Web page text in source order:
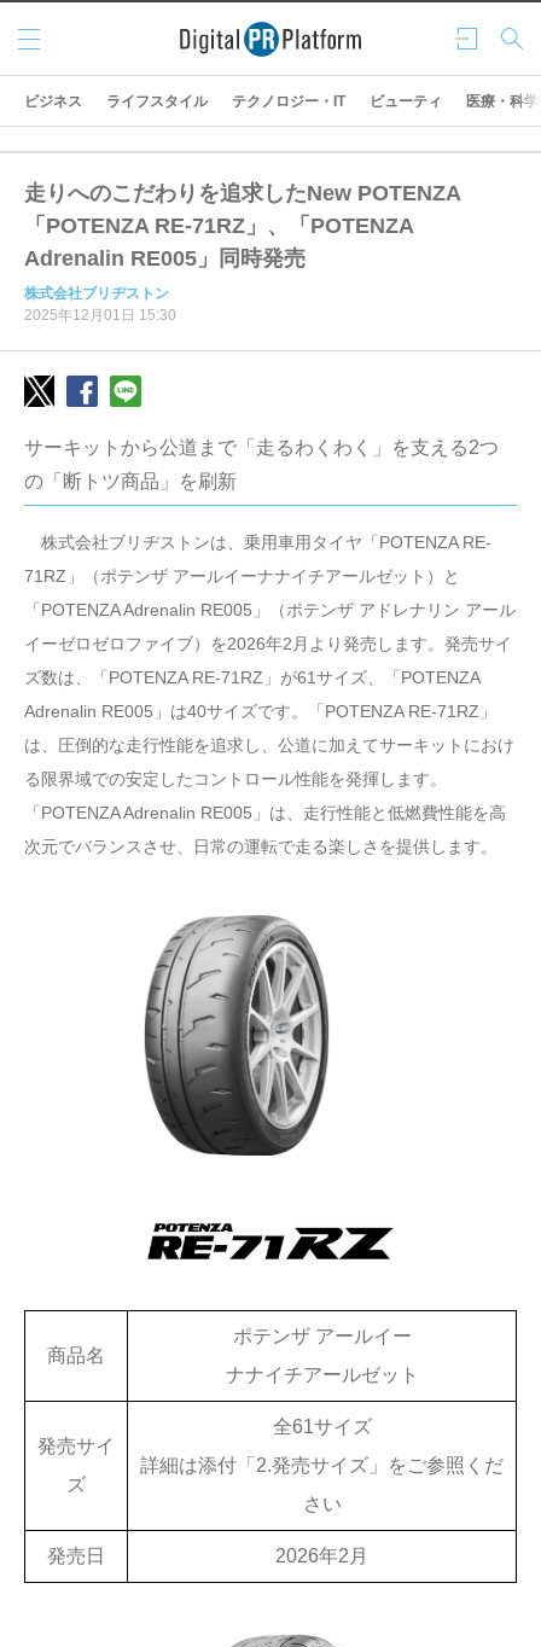
ログ
イン
検索
メニ
ュー
ビジネス ライフスタイル テクノロジー・IT ビューティ 医療・科学
走りへのこだわりを追求したNew POTENZA
「POTENZA RE-71RZ」、「POTENZA
Adrenalin RE005」同時発売
株式会社ブリヂストン
2025年12月01日 15:30
サーキットから公道まで「走るわくわく」を支える2つ
の「断トツ商品」を刷新
株式会社ブリヂストンは、乗用車用タイヤ「POTENZA RE-
71RZ」（ポテンザ アールイーナナイチアールゼット）と
「POTENZA Adrenalin RE005」（ポテンザ アドレナリン アール
イーゼロゼロファイブ）を2026年2月より発売します。発売サイ
ズ数は、「POTENZA RE-71RZ」が61サイズ、「POTENZA
Adrenalin RE005」は40サイズです。「POTENZA RE-71RZ」
は、圧倒的な走行性能を追求し、公道に加えてサーキットにおけ
る限界域での安定したコントロール性能を発揮します。
「POTENZA Adrenalin RE005」は、走行性能と低燃費性能を高
次元でバランスさせ、日常の運転で走る楽しさを提供します。
商品名
ポテンザ アールイー
ナナイチアールゼット
発売サイ
ズ
全61サイズ
詳細は添付「2.発売サイズ」をご参照くだ
さい
発売日 2026年2月